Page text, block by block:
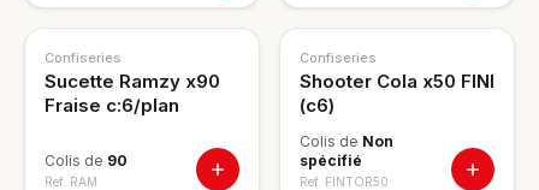
Confiseries
Sucette Ramzy x90
Fraise c:6/plan
Colis de 90
Ref. RAM
Confiseries
Shooter Cola x50 FINI
(c6)
Colis de Non
spécifié
Ref. FINTOR50